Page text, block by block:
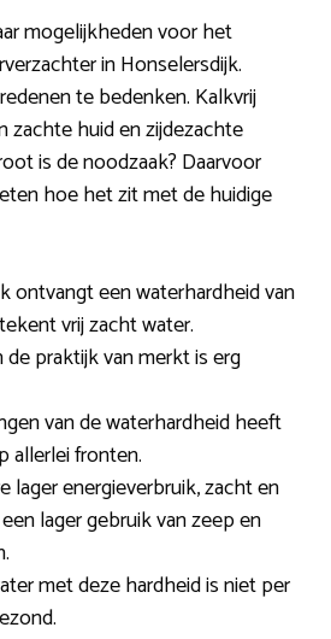
mogelijkheden voor het
in Honselersdijk.
te bedenken. Kalkvrij
zachte huid en zijdezachte
is de noodzaak? Daarvoor
hoe het zit met de huidige
ontvangt een waterhardheid van
vrij zacht water.
de praktijk van merkt is erg
van de waterhardheid heeft
allerlei fronten.
lager energieverbruik, zacht en
lager gebruik van zeep en
met deze hardheid is niet per